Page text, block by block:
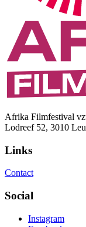
Afrika Filmfestival
Lodreef 52, 3010
Links
Contact
Social
Instagram